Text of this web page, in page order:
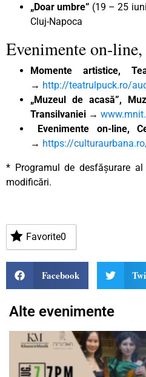
„Doar umbre” (19 – 25
Cluj-Napoca
Evenimente on-
Momente artistice,
→ http://teatrulpuck.ro/
„Muzeul de acasă”,
Transilvaniei →
Evenimente on-line,
→ https://
* Programul de desfășurare
modificări.
Favorite0
Facebook
Alte evenimente